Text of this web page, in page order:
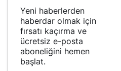
Yeni haberlerden
haberdar olmak için
fırsatı kaçırma ve
ücretsiz e-posta
aboneliğini hemen
başlat.